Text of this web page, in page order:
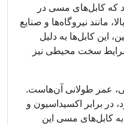
کابل‌های مسی در
مانند نیروگاه‌ها و صنایع
این کابل‌ها به دلیل
شرایط سخت محیطی نیز
عمر طولانی آن‌هاست.
برابر اکسیداسیون و
کابل‌های مسی این